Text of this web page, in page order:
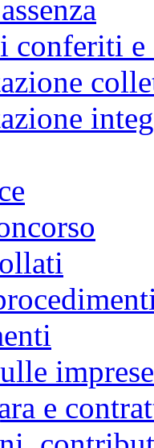
conferiti
imprese
e